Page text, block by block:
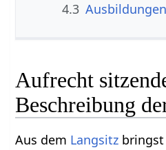
4.3 Ausbildungen
Aufrecht
Beschreibung
Aus dem Langsitz bringst